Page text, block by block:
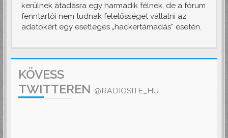
kerülnek átadásra egy harmadik félnek, de a fórum
fenntartói nem tudnak felelősséget vállalni az
adatokért egy esetleges „hackertámadás” esetén.
KÖVESS
TWITTEREN @RADIOSITE_HU